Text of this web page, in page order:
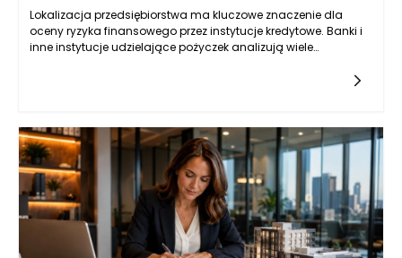
Lokalizacja przedsiębiorstwa ma kluczowe znaczenie dla
oceny ryzyka finansowego przez instytucje kredytowe. Banki i
inne instytucje udzielające pożyczek analizują wiele
Przykładowo, firmy z siedzibą w dynamicznie rozwijających się
przedsiębiorstwa usytuowane w obszarach gospodarczo
zaniedbanych mogą napotykać dodatkowe trudności w
uzyskaniu pożyczki hipotecznej dla firm. Instytucje kredytowe
dokonują oceny ryzyka na podstawie nie tylko sytuacji
ekonomicznej danego regionu, ale także jego potencjału
wzrostu. W związku z tym, jeżeli firma działa w regionie, który
nie wygląda obiecująco, jej zdolność kredytowa może być
oceniana surowiej.